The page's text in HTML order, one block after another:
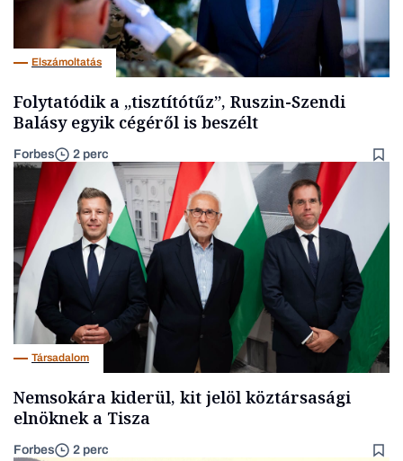
Elszámoltatás
Folytatódik a „tisztítótűz”, Ruszin-Szendi
Balásy egyik cégéről is beszélt
Forbes 2 perc
Társadalom
Nemsokára kiderül, kit jelöl köztársasági
elnöknek a Tisza
Forbes 2 perc